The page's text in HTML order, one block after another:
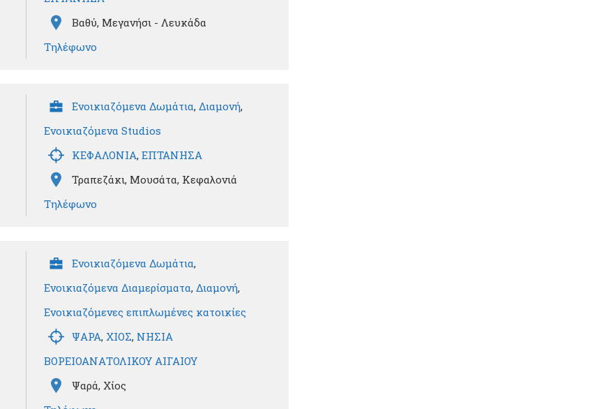
Βαθύ, Μεγανήσι - Λευκάδα
Τηλέφωνο
Ενοικιαζόμενα Δωμάτια, Διαμονή,
Ενοικιαζόμενα Studios
ΚΕΦΑΛΟΝΙΑ, ΕΠΤΑΝΗΣΑ
Τραπεζάκι, Μουσάτα, Κεφαλονιά
Τηλέφωνο
Ενοικιαζόμενα Δωμάτια,
Ενοικιαζόμενα Διαμερίσματα, Διαμονή,
Ενοικιαζόμενες επιπλωμένες κατοικίες
ΨΑΡΑ, ΧΙΟΣ, ΝΗΣΙΑ
ΒΟΡΕΙΟΑΝΑΤΟΛΙΚΟΥ ΑΙΓΑΙΟΥ
Ψαρά, Χίος